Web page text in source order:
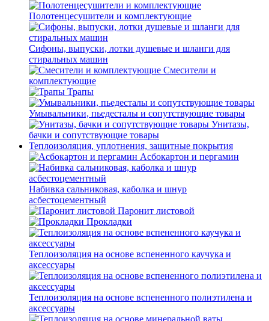
Полотенцесушители и комплектующие
Сифоны, выпуски, лотки душевые и шланги для
стиральных машин
Смесители и
комплектующие
Трапы
Умывальники, пьедесталы и сопутствующие товары
Унитазы,
бачки и сопутствующие товары
Теплоизоляция, уплотнения, защитные покрытия
Асбокартон и пергамин
Набивка сальниковая, каболка и шнур
асбестоцементный
Паронит листовой
Прокладки
Теплоизоляция на основе вспененного каучука и
аксессуары
Теплоизоляция на основе вспененного полиэтилена и
аксессуары